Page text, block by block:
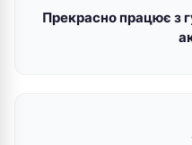
Прекрасно працює з